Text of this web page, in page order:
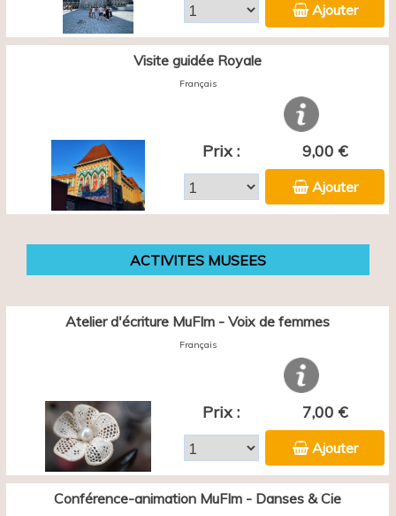
Ajouter
Visite guidée Royale
Français
Prix : 9,00 €
Ajouter
ACTIVITES MUSEES
Atelier d'écriture MuFIm - Voix de femmes
Français
Prix : 7,00 €
Ajouter
Conférence-animation MuFIm - Danses & Cie